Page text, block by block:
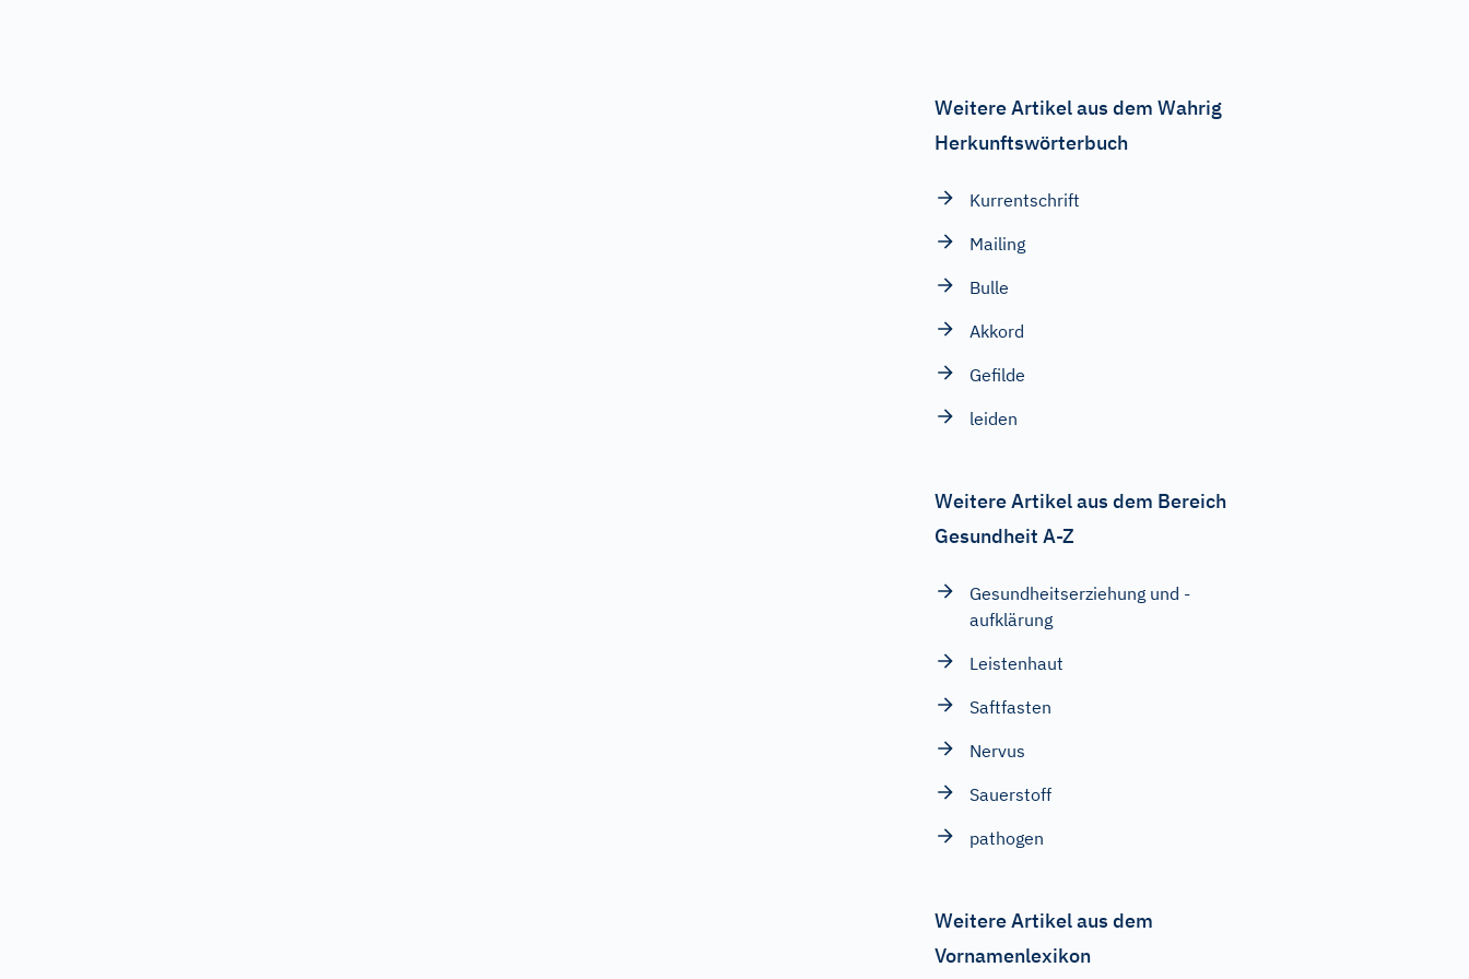
Weitere Artikel aus dem Wahrig
Herkunftswörterbuch
Kurrentschrift
Mailing
Bulle
Akkord
Gefilde
leiden
Weitere Artikel aus dem Bereich
Gesundheit A-Z
Gesundheitserziehung und -
aufklärung
Leistenhaut
Saftfasten
Nervus
Sauerstoff
pathogen
Weitere Artikel aus dem
Vornamenlexikon